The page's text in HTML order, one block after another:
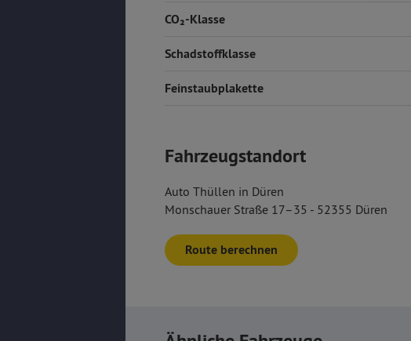
CO₂-Klasse
Schadstoffklasse
Feinstaubplakette
Fahrzeugstandort
Auto Thüllen in Düren
Monschauer Straße 17–35 - 52355 Düren
Route berechnen